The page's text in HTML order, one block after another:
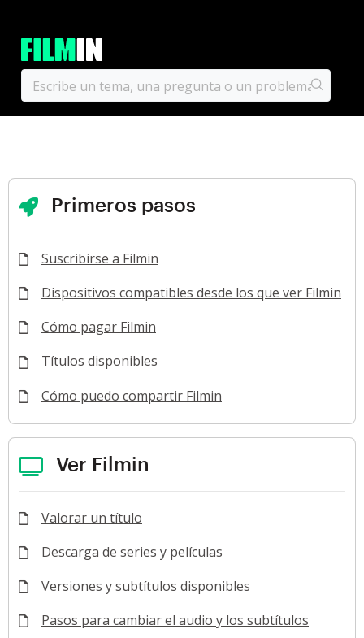
Primeros pasos
Suscribirse a Filmin
Dispositivos compatibles desde los que ver Filmin
Cómo pagar Filmin
Títulos disponibles
Cómo puedo compartir Filmin
Ver Filmin
Valorar un título
Descarga de series y películas
Versiones y subtítulos disponibles
Pasos para cambiar el audio y los subtítulos